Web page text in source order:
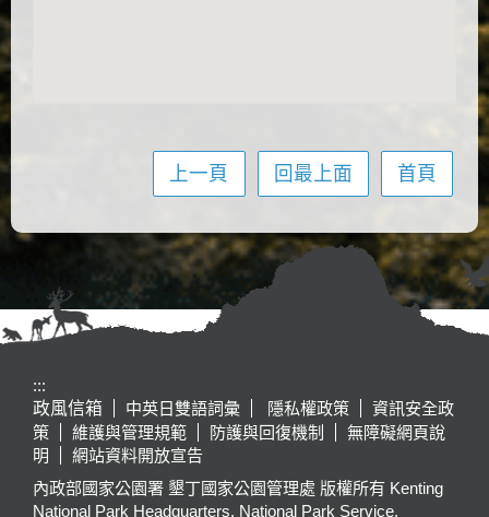
上一頁 回最上面 首頁
:::
政風信箱
中英日雙語詞彙 隱私權政策
資訊安全政
策
維護與管理規範 防護與回復機制
無障礙網頁說
明
網站資料開放宣告
內政部國家公園署 墾丁國家公園管理處 版權所有 Kenting
National Park Headquarters, National Park Service,